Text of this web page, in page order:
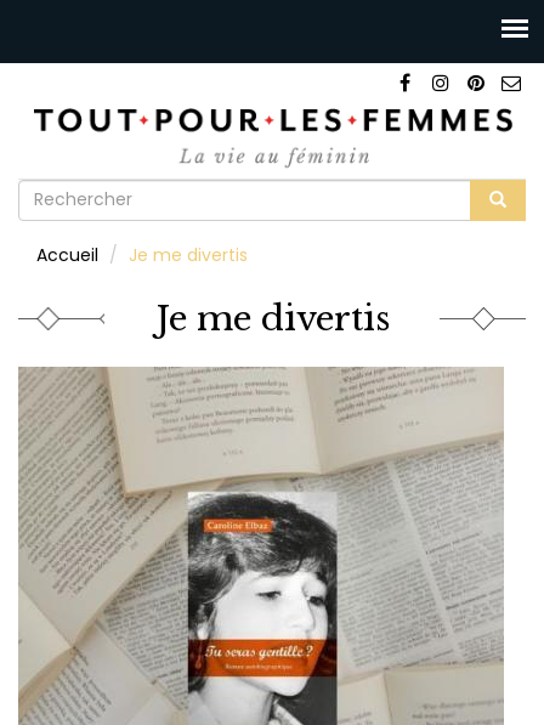
Formulaire
recherche
Accueil Je me divertis
Je me divertis